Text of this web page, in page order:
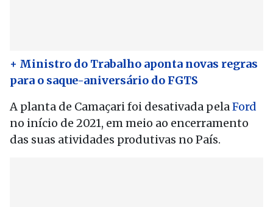
+ Ministro do Trabalho aponta novas regras
para o saque-aniversário do FGTS
A planta de Camaçari foi desativada pelaFord
no início de 2021, em meio ao encerramento
das suas atividades produtivas no País.